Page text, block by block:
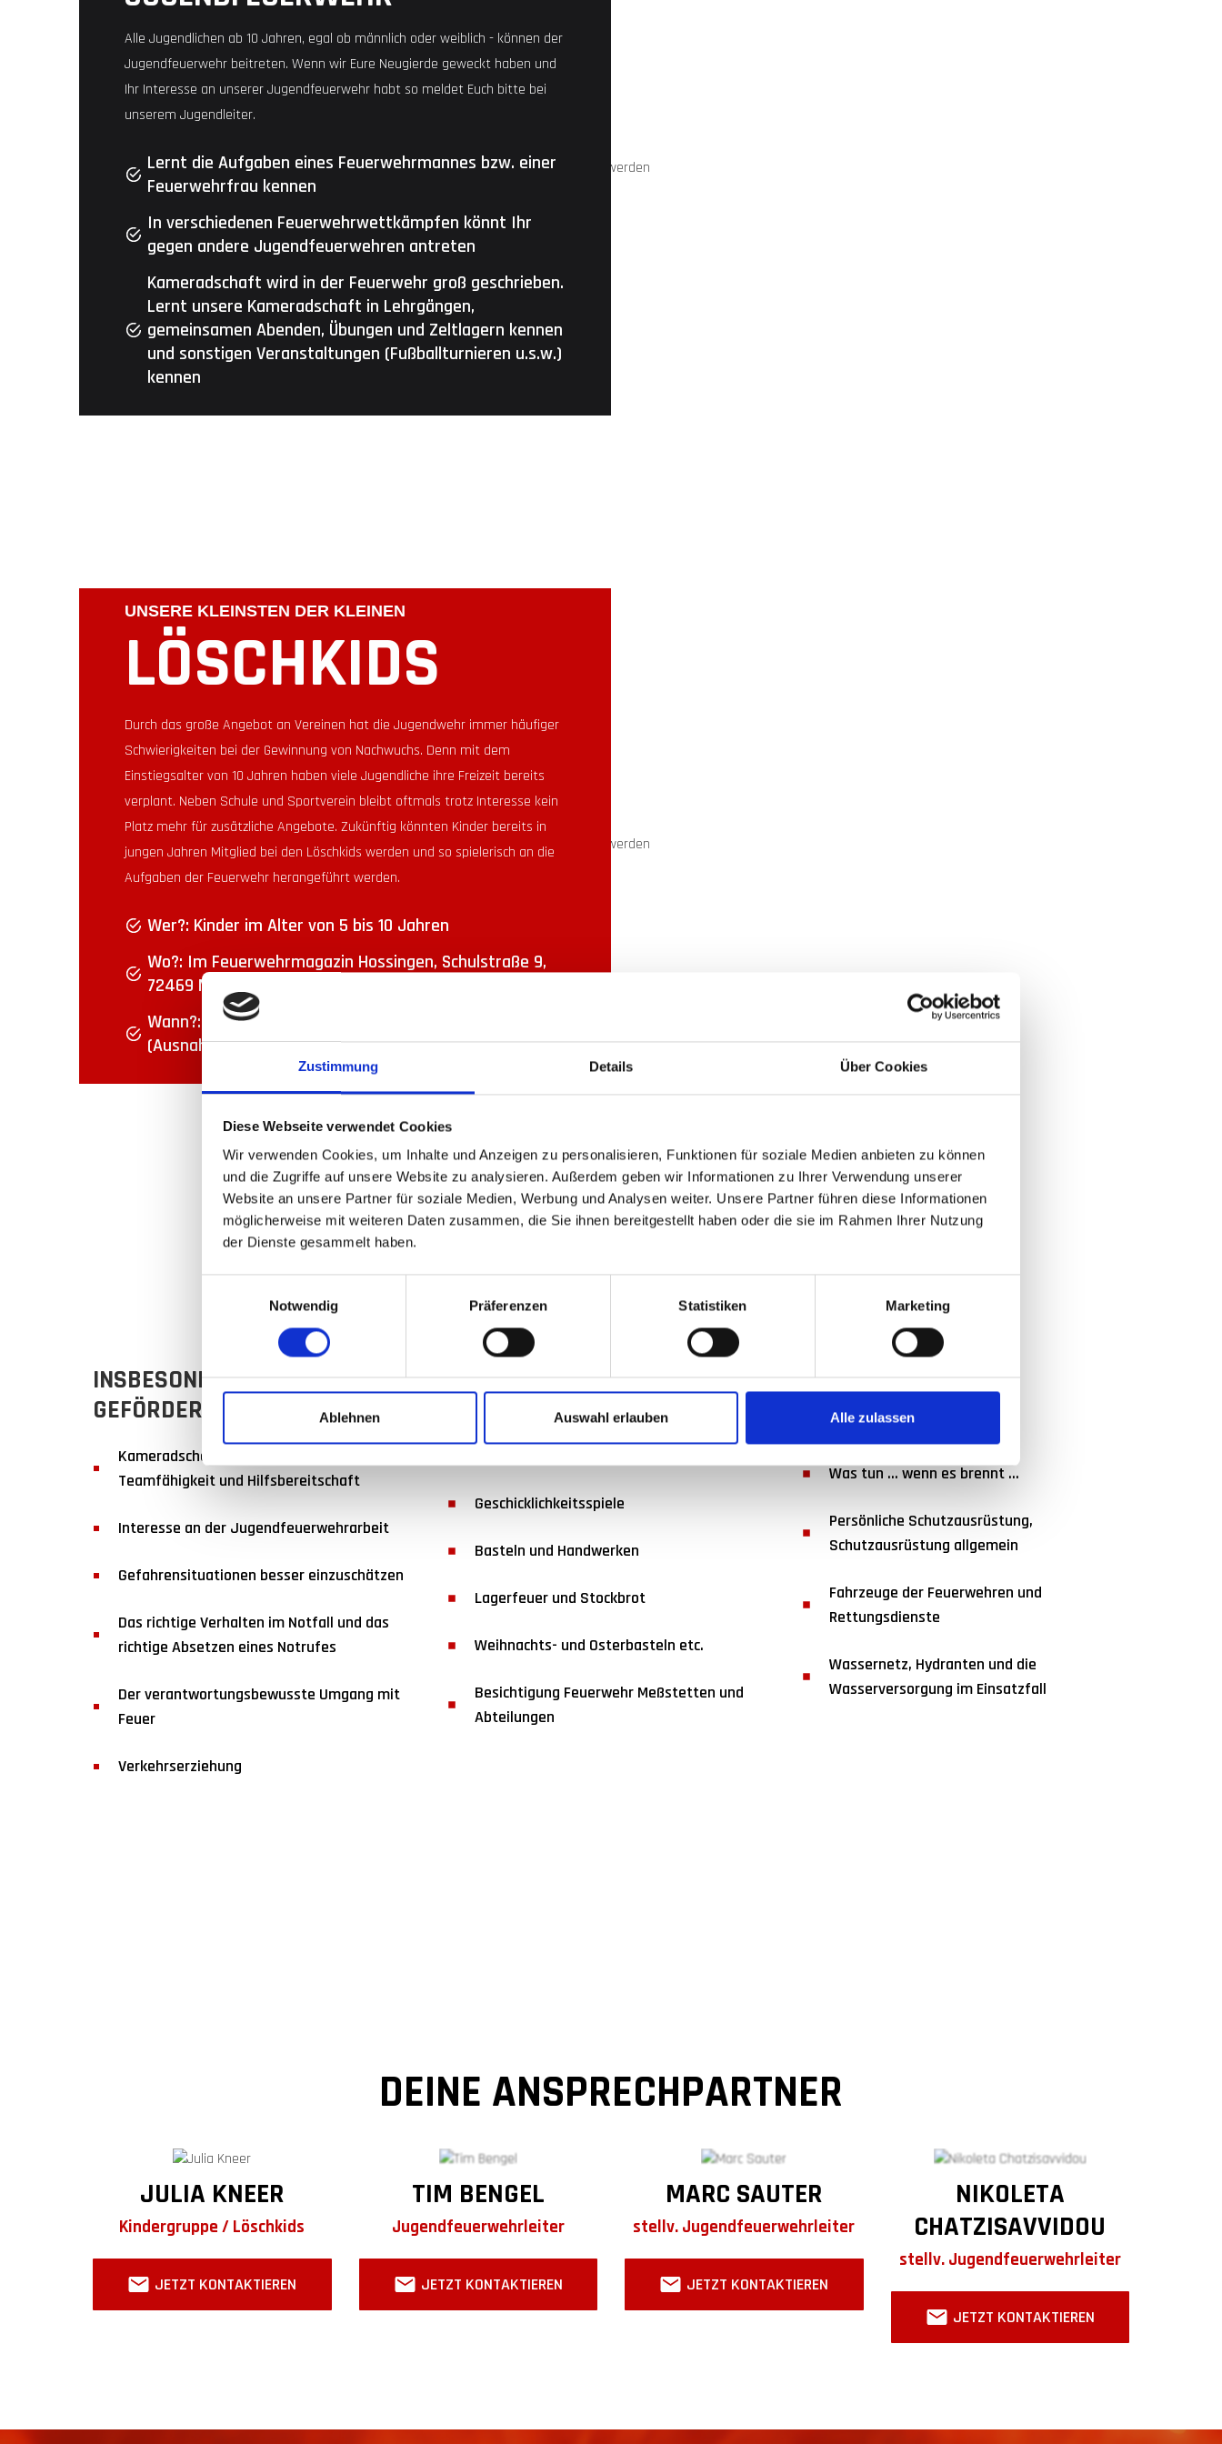
Zustimmung Details Über Cookies
Diese Webseite verwendet Cookies
Wir verwenden Cookies, um Inhalte und Anzeigen zu personalisieren, Funktionen für soziale Medien anbieten zu können
und die Zugriffe auf unsere Website zu analysieren. Außerdem geben wir Informationen zu Ihrer Verwendung unserer
Website an unsere Partner für soziale Medien, Werbung und Analysen weiter. Unsere Partner führen diese Informationen
möglicherweise mit weiteren Daten zusammen, die Sie ihnen bereitgestellt haben oder die sie im Rahmen Ihrer Nutzung
der Dienste gesammelt haben.
Notwendig
Präferenzen Statistiken Marketing
Ablehnen Auswahl erlauben Alle zulassen
Alle Jugendlichen ab 10 Jahren, egal ob männlich oder weiblich - können der
Jugendfeuerwehr beitreten. Wenn wir Eure Neugierde geweckt haben und
Ihr Interesse an unserer Jugendfeuerwehr habt so meldet Euch bitte bei
unserem Jugendleiter.
Lernt die Aufgaben eines Feuerwehrmannes bzw. einer
Feuerwehrfrau kennen
In verschiedenen Feuerwehrwettkämpfen könnt Ihr
gegen andere Jugendfeuerwehren antreten
Kameradschaft wird in der Feuerwehr groß geschrieben.
Lernt unsere Kameradschaft in Lehrgängen,
gemeinsamen Abenden, Übungen und Zeltlagern kennen
und sonstigen Veranstaltungen (Fußballturnieren u.s.w.)
kennen
UNSERE KLEINSTEN DER KLEINEN
LÖSCHKIDS
Durch das große Angebot an Vereinen hat die Jugendwehr immer häufiger
Schwierigkeiten bei der Gewinnung von Nachwuchs. Denn mit dem
Einstiegsalter von 10 Jahren haben viele Jugendliche ihre Freizeit bereits
verplant. Neben Schule und Sportverein bleibt oftmals trotz Interesse kein
Platz mehr für zusätzliche Angebote. Zukünftig könnten Kinder bereits in
jungen Jahren Mitglied bei den Löschkids werden und so spielerisch an die
Aufgaben der Feuerwehr herangeführt werden.
Wer?: Kinder im Alter von 5 bis 10 Jahren
Wo?: Im Feuerwehrmagazin Hossingen, Schulstraße 9,
72469 Meßstetten
Wann?: Alle zwei Wochen Montag und Mittwoch
(Ausnahme sind Ferien)
DAS ERWARTET DICH BEI
DEN LÖSCHKIDS
INSBESONDERE SOLL
GEFÖRDERT WERDEN:
Kameradschaft, Freundschaft,
Teamfähigkeit und Hilfsbereitschaft
Interesse an der Jugendfeuerwehrarbeit
Gefahrensituationen besser einzuschätzen
Das richtige Verhalten im Notfall und das
richtige Absetzen eines Notrufes
Der verantwortungsbewusste Umgang mit
Feuer
Verkehrserziehung
DAS WIRD BEIM
LÖSCHKIDSDIENST GEMACHT:
Geschicklichkeitsspiele
Basteln und Handwerken
Lagerfeuer und Stockbrot
Weihnachts- und Osterbasteln etc.
Besichtigung Feuerwehr Meßstetten und
Abteilungen
UNTERRICHT:
Stiche, Knoten, Bunde
Was tun ... wenn es brennt ...
Persönliche Schutzausrüstung,
Schutzausrüstung allgemein
Fahrzeuge der Feuerwehren und
Rettungsdienste
Wassernetz, Hydranten und die
Wasserversorgung im Einsatzfall
DEINE ANSPRECHPARTNER
JULIA KNEER
Kindergruppe / Löschkids
JETZT KONTAKTIEREN
TIM BENGEL
Jugendfeuerwehrleiter
JETZT KONTAKTIEREN
MARC SAUTER
stellv. Jugendfeuerwehrleiter
JETZT KONTAKTIEREN
NIKOLETA
CHATZISAVVIDOU
stellv. Jugendfeuerwehrleiter
JETZT KONTAKTIEREN